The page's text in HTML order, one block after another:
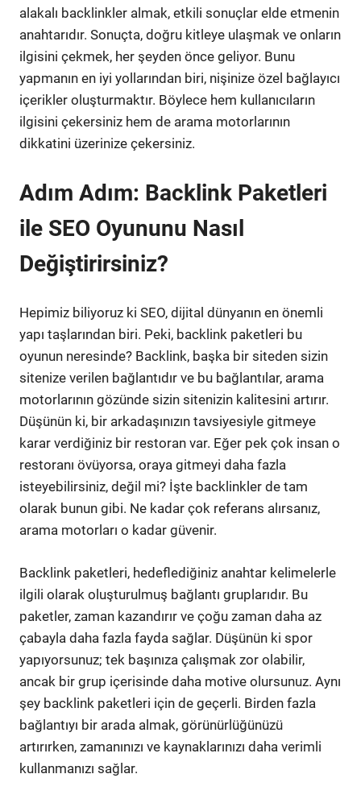
alakalı backlinkler almak, etkili sonuçlar elde etmenin
anahtarıdır. Sonuçta, doğru kitleye ulaşmak ve onların
ilgisini çekmek, her şeyden önce geliyor. Bunu
yapmanın en iyi yollarından biri, nişinize özel bağlayıcı
içerikler oluşturmaktır. Böylece hem kullanıcıların
ilgisini çekersiniz hem de arama motorlarının
dikkatini üzerinize çekersiniz.
Adım Adım: Backlink Paketleri
ile SEO Oyununu Nasıl
Değiştirirsiniz?
Hepimiz biliyoruz ki SEO, dijital dünyanın en önemli
yapı taşlarından biri. Peki, backlink paketleri bu
oyunun neresinde? Backlink, başka bir siteden sizin
sitenize verilen bağlantıdır ve bu bağlantılar, arama
motorlarının gözünde sizin sitenizin kalitesini artırır.
Düşünün ki, bir arkadaşınızın tavsiyesiyle gitmeye
karar verdiğiniz bir restoran var. Eğer pek çok insan o
restoranı övüyorsa, oraya gitmeyi daha fazla
isteyebilirsiniz, değil mi? İşte backlinkler de tam
olarak bunun gibi. Ne kadar çok referans alırsanız,
arama motorları o kadar güvenir.
Backlink paketleri, hedeflediğiniz anahtar kelimelerle
ilgili olarak oluşturulmuş bağlantı gruplarıdır. Bu
paketler, zaman kazandırır ve çoğu zaman daha az
çabayla daha fazla fayda sağlar. Düşünün ki spor
yapıyorsunuz; tek başınıza çalışmak zor olabilir,
ancak bir grup içerisinde daha motive olursunuz. Aynı
şey backlink paketleri için de geçerli. Birden fazla
bağlantıyı bir arada almak, görünürlüğünüzü
artırırken, zamanınızı ve kaynaklarınızı daha verimli
kullanmanızı sağlar.